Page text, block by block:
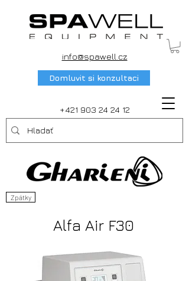
+421 903 24 24 12
info@spawell.cz
Domluvit si konzultaci
Zpátky
Alfa Air F30